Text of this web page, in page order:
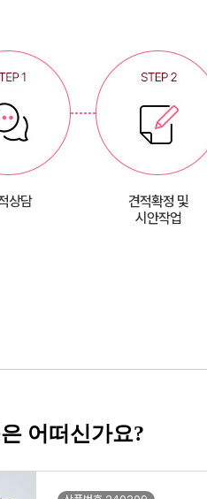
상담
견적확정 및
시안작업
어떠신가요?